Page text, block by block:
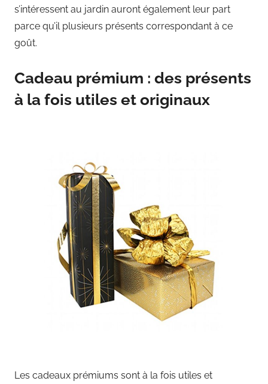
s’intéressent au jardin auront également leur part
parce qu’il plusieurs présents correspondant à ce
goût.
Cadeau prémium : des présents
à la fois utiles et originaux
Les cadeaux prémiums sont à la fois utiles et